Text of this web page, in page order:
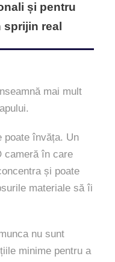
și pentru
real
mai mult
poate învăța. Un
cameră în care
și poate
materiale să îi
nu sunt
minime pentru a